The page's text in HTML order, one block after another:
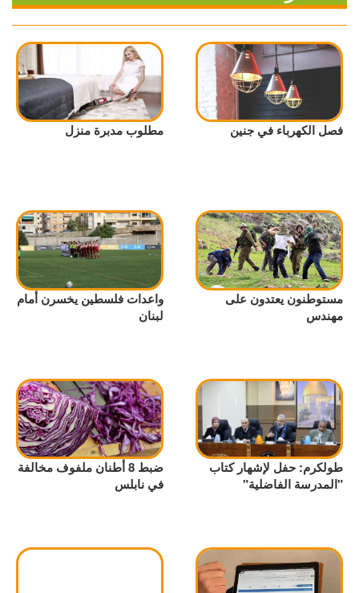
فصل الكهرباء في جنين مطلوب مدبرة منزل
مستوطنون يعتدون على
مهندس
واعدات فلسطين يخسرن أمام
لبنان
طولكرم: حفل لإشهار كتاب
"المدرسة الفاضلية"
ضبط 8 أطنان ملفوف مخالفة
في نابلس